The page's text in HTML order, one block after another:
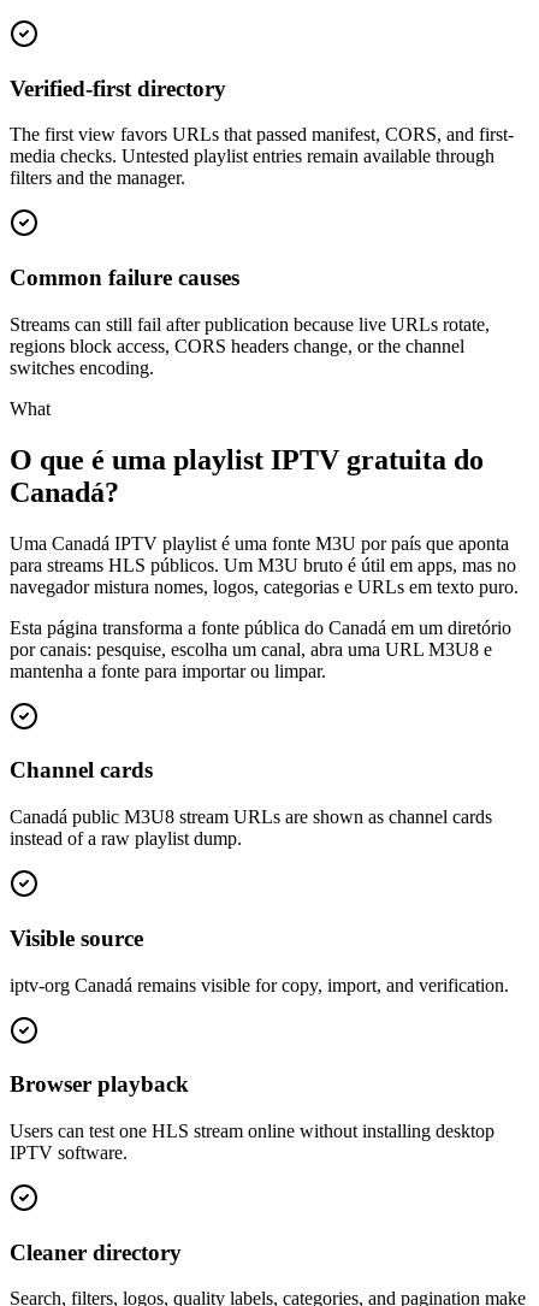
Verified-first directory
The first view favors URLs that passed manifest, CORS, and first-
media checks. Untested playlist entries remain available through
filters and the manager.
Common failure causes
Streams can still fail after publication because live URLs rotate,
regions block access, CORS headers change, or the channel
switches encoding.
What
O que é uma playlist IPTV gratuita do
Canadá?
Uma Canadá IPTV playlist é uma fonte M3U por país que aponta
para streams HLS públicos. Um M3U bruto é útil em apps, mas no
navegador mistura nomes, logos, categorias e URLs em texto puro.
Esta página transforma a fonte pública do Canadá em um diretório
por canais: pesquise, escolha um canal, abra uma URL M3U8 e
mantenha a fonte para importar ou limpar.
Channel cards
Canadá public M3U8 stream URLs are shown as channel cards
instead of a raw playlist dump.
Visible source
iptv-org Canadá remains visible for copy, import, and verification.
Browser playback
Users can test one HLS stream online without installing desktop
IPTV software.
Cleaner directory
Search, filters, logos, quality labels, categories, and pagination make